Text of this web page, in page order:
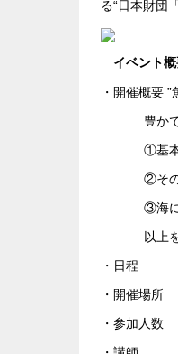
る“日本財団
・開催概要
豊か
①基
②そ
③海
以上
・日程
・開催場所
・参加人数